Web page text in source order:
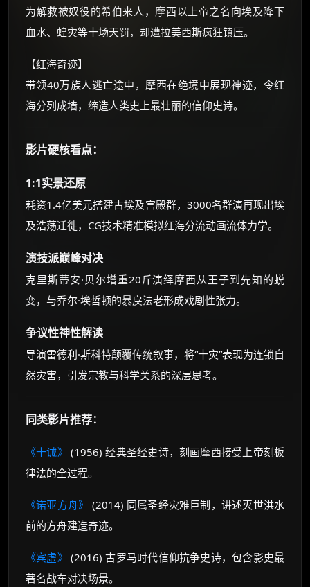
为解救被奴役的希伯来人，摩西以上帝之名向埃及降下
血水、蝗灾等十场天罚，却遭拉美西斯疯狂镇压。
【红海奇迹】
带领40万族人逃亡途中，摩西在绝境中展现神迹，令红
海分列成墙，缔造人类史上最壮丽的信仰史诗。
影片硬核看点：
1:1实景还原
耗资1.4亿美元搭建古埃及宫殿群，3000名群演再现出埃
及浩荡迁徙，CG技术精准模拟红海分流动画流体力学。
演技派巅峰对决
克里斯蒂安·贝尔增重20斤演绎摩西从王子到先知的蜕
变，与乔尔·埃哲顿的暴戾法老形成戏剧性张力。
争议性神性解读
导演雷德利·斯科特颠覆传统叙事，将“十灾”表现为连锁自
然灾害，引发宗教与科学关系的深层思考。
同类影片推荐：
《十诫》 (1956) 经典圣经史诗，刻画摩西接受上帝刻板
律法的全过程。
《诺亚方舟》
(2014) 同属圣经灾难巨制，讲述灭世洪水
前的方舟建造奇迹。
《宾虚》 (2016) 古罗马时代信仰抗争史诗，包含影史最
著名战车对决场景。